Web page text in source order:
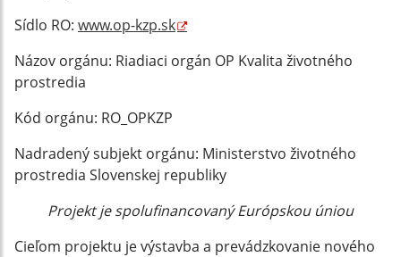
Sídlo RO: www.op-kzp.sk
Názov orgánu: Riadiaci orgán OP Kvalita životného
prostredia
Kód orgánu: RO_OPKZP
Nadradený subjekt orgánu: Ministerstvo životného
prostredia Slovenskej republiky
Projekt je spolufinancovaný Európskou úniou
Cieľom projektu je výstavba a prevádzkovanie nového